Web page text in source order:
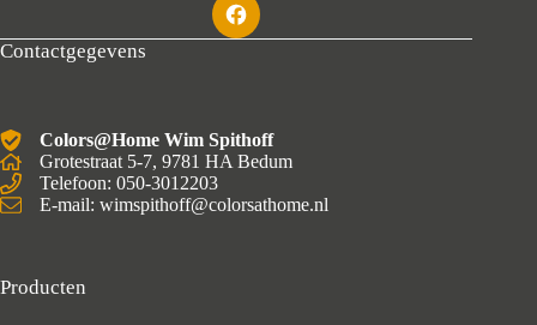
Contactgegevens
Colors@Home Wim Spithoff
Grotestraat 5-7, 9781 HA Bedum
Telefoon: 050-3012203
E-mail: wimspithoff@colorsathome.nl
Producten